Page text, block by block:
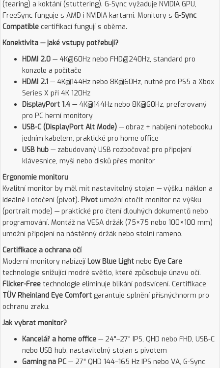
(tearing) a koktání (stuttering). G-Sync vyžaduje NVIDIA GPU,
FreeSync funguje s AMD i NVIDIA kartami. Monitory s G-Sync
Compatible certifikací fungují s oběma.
Konektivita — jaké vstupy potřebuji?
HDMI 2.0 — 4K@60Hz nebo FHD@240Hz, standard pro
konzole a počítače
HDMI 2.1 — 4K@144Hz nebo 8K@60Hz, nutné pro PS5 a Xbox
Series X při 4K 120Hz
DisplayPort 1.4 — 4K@144Hz nebo 8K@60Hz, preferovaný
pro PC herní monitory
USB-C (DisplayPort Alt Mode) — obraz + nabíjení notebooku
jedním kabelem, praktické pro home office
USB hub — zabudovaný USB rozbočovač pro připojení
klávesnice, myši nebo disků přes monitor
Ergonomie monitoru
Kvalitní monitor by měl mít nastavitelný stojan — výšku, náklon a
ideálně i otočení (pivot). Pivot umožní otočit monitor na výšku
(portrait mode) — praktické pro čtení dlouhých dokumentů nebo
programování. Montáž na VESA držák (75×75 nebo 100×100 mm)
umožní připojení na nástěnný držák nebo stolní rameno.
Certifikace a ochrana očí
Moderní monitory nabízejí Low Blue Light nebo Eye Care
technologie snižující modré světlo, které způsobuje únavu očí.
Flicker-Free technologie eliminuje blikání podsvícení. Certifikace
TÜV Rheinland Eye Comfort garantuje splnění přísnýchnorm pro
ochranu zraku.
Jak vybrat monitor?
Kancelář a home office — 24"–27" IPS, QHD nebo FHD, USB-C
nebo USB hub, nastavitelný stojan s pivotem
Gaming na PC — 27" QHD 144–165 Hz IPS nebo VA, G-Sync